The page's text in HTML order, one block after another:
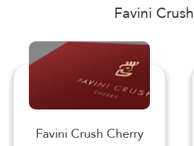
Favini Crush
Favini Crush Cherry